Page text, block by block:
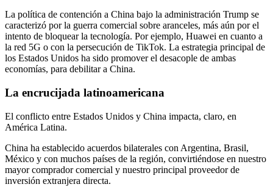
La política de contención a China bajo la administración Trump se
caracterizó por la guerra comercial sobre aranceles, más aún por el
intento de bloquear la tecnología. Por ejemplo, Huawei en cuanto a
la red 5G o con la persecución de TikTok. La estrategia principal de
los Estados Unidos ha sido promover el desacople de ambas
economías, para debilitar a China.
La encrucijada latinoamericana
El conflicto entre Estados Unidos y China impacta, claro, en
América Latina.
China ha establecido acuerdos bilaterales con Argentina, Brasil,
México y con muchos países de la región, convirtiéndose en nuestro
mayor comprador comercial y nuestro principal proveedor de
inversión extranjera directa.